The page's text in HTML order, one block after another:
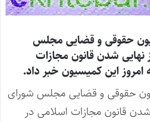
حقوقی و قضایی مجلس
نهایی شدن قانون مجازات
این کمیسیون خبر داد.
حقوقی و قضایی مجلس شورای
قانون مجازات اسلامی در